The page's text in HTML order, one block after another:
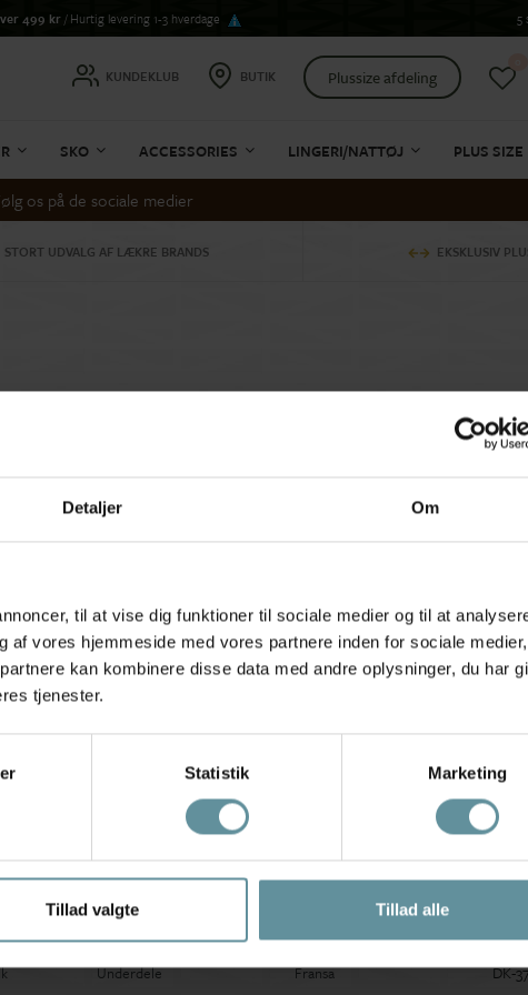
Detaljer Om
til at vise dig funktioner til sociale medier og til at
vores hjemmeside med vores partnere inden for sociale medier,
kan kombinere disse data med andre oplysninger, du har
tjenester.
Statistik Marketing
Tillad valgte Tillad alle
499 kr/ Hurtig levering 1-3 hverdage 5
KUNDEKLUB BUTIK Plussize afdeling
SKO ACCESSORIES LINGERI/NATTØJ PLUS SIZE
os på de sociale medier
STORT UDVALG AF LÆKRE BRANDS EKSKLUSIV
Kategorier
Overdele
Underdele
Pulz Jeans
Fransa
DK-